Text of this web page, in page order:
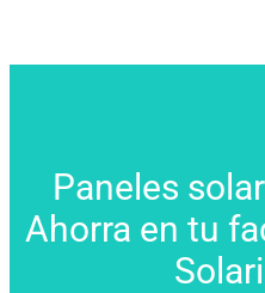
Paneles
Ahorra en tu